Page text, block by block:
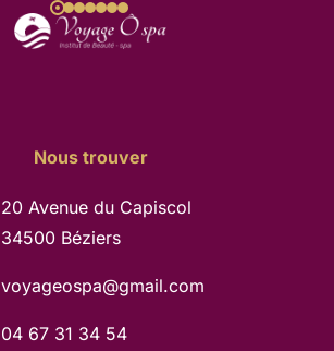
Nous trouver
20 Avenue du Capiscol
34500 Béziers
voyageospa@gmail.com
04 67 31 34 54